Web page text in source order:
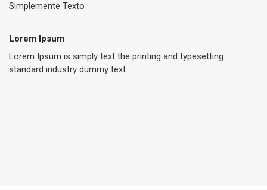
Simplemente Texto
Lorem Ipsum
Lorem Ipsum is simply text the printing and typesetting
standard industry dummy text.